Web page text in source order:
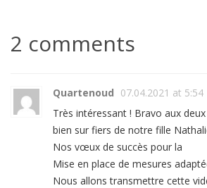
2 comments
Quartenoud 07.04.2021 at 5:54
Très intéressant ! Bravo aux
bien sur fiers de notre fille
Nos vœux de succès pour la
Mise en place de mesures
Nous allons transmettre cette